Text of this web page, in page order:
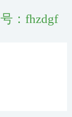
：fhzdgf